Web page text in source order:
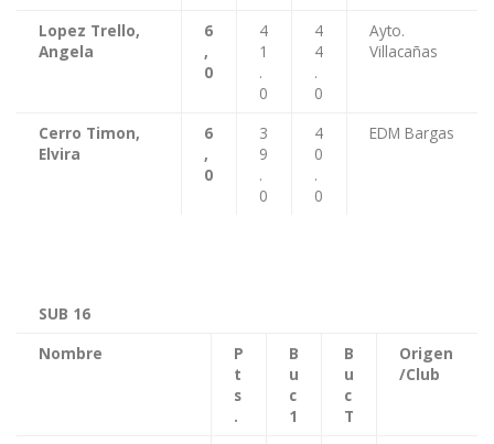
Lopez Trello,
Angela
6
,
0
4
1
.
0
4
4
.
0
Ayto.
Villacañas
Cerro Timon,
Elvira
6
,
0
3
9
.
0
4
0
.
0
EDM Bargas
SUB 16
Nombre
P
t
s
.
B
u
c
1
B
u
c
T
Origen
/Club